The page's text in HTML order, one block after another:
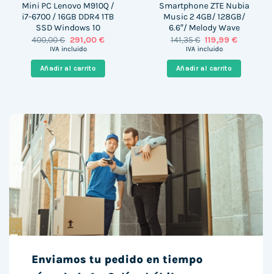
Mini PC Lenovo M910Q /
i7-6700 / 16GB DDR4 1TB
SSD Windows 10
400,00€ El
precio
era:
400,00 €.
291,00 €El
es:
291,00 €.
IVA incluido
Añadir al carrito
Smartphone ZTE Nubia
Music 2 4GB/ 128GB/
6.6″/ Melody Wave
141,35€ El
precio
era:
141,35 €.
119,99€El
es:
119,99 €.
IVA incluido
Añadir al carrito
Enviamos tu pedido en tiempo